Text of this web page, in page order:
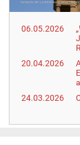
06.05.2026
20.04.2026
24.03.2026